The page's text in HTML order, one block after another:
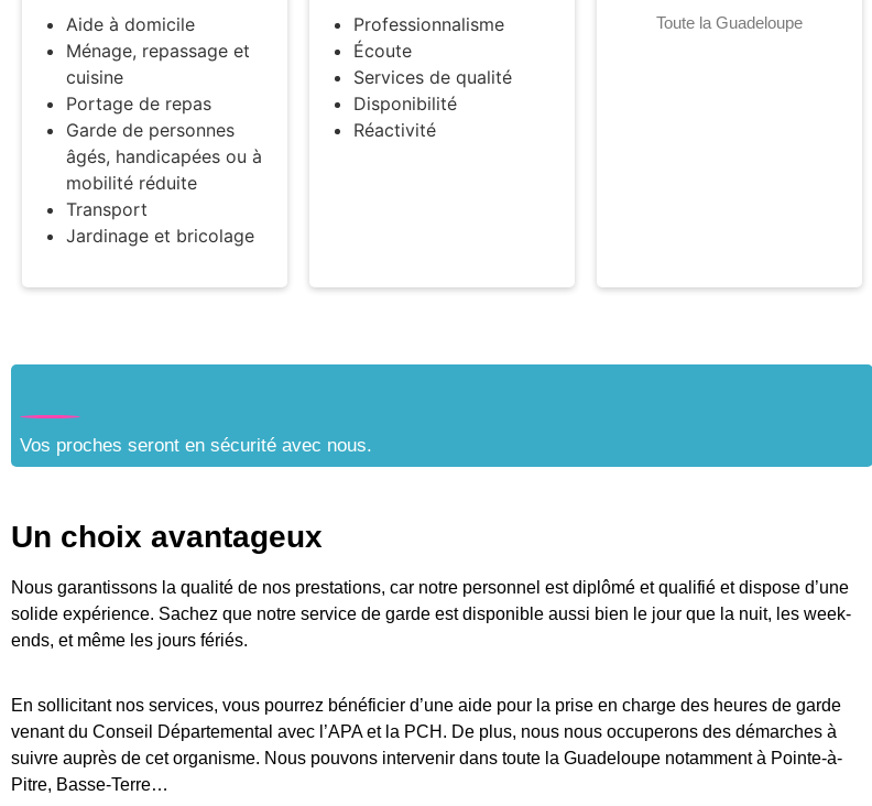
Aide à domicile
Ménage, repassage et
cuisine
Portage de repas
Garde de personnes
âgés, handicapées ou à
mobilité réduite
Transport
Jardinage et bricolage
Professionnalisme
Écoute
Services de qualité
Disponibilité
Réactivité
Toute la Guadeloupe
Vos proches seront en sécurité avec nous.
Un choix avantageux
Nous garantissons la qualité de nos prestations, car notre personnel est diplômé et qualifié et dispose d’une
solide expérience. Sachez que notre service de garde est disponible aussi bien le jour que la nuit, les week-
ends, et même les jours fériés.
En sollicitant nos services, vous pourrez bénéficier d’une aide pour la prise en charge des heures de garde
venant du Conseil Départemental avec l’APA et la PCH. De plus, nous nous occuperons des démarches à
suivre auprès de cet organisme. Nous pouvons intervenir dans toute la Guadeloupe notamment à Pointe-à-
Pitre, Basse-Terre…